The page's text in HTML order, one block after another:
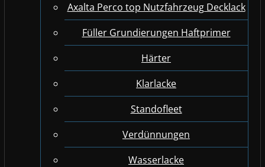
Axalta Perco top Nutzfahrzeug Decklack
Füller Grundierungen Haftprimer
Härter
Klarlacke
Standofleet
Verdünnungen
Wasserlacke